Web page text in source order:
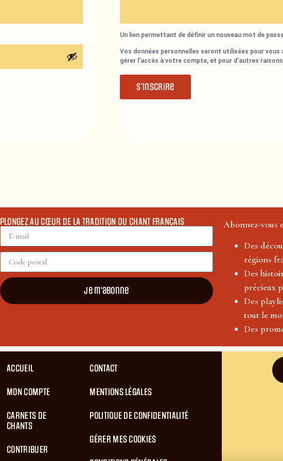
Un lien permettant de définir un nouveau mot de
Vos données personnelles seront utilisées pour
gérer l’accès à votre compte, et pour d’autres
S’inscrire
PLONGEZ AU CŒUR DE LA TRADITION DU CHANT FRANÇAIS
Je m'abonne
Abonnez-vous
Des
régions
Des
précieux
Des
tout le
Des
ACCUEIL
MON COMPTE
CARNETS DE
CHANTS
CONTRIBUER
CONTACT
MENTIONS LÉGALES
POLITIQUE DE CONFIDENTIALITÉ
GÉRER MES COOKIES